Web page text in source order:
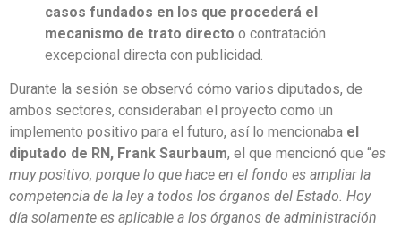
casos fundados en los que procederá el
mecanismo de trato directo o contratación
excepcional directa con publicidad.
Durante la sesión se observó cómo varios diputados, de
ambos sectores, consideraban el proyecto como un
implemento positivo para el futuro, así lo mencionaba el
diputado de RN, Frank Saurbaum, el que mencionó que “es
muy positivo, porque lo que hace en el fondo es ampliar la
competencia de la ley a todos los órganos del Estado. Hoy
día solamente es aplicable a los órganos de administración